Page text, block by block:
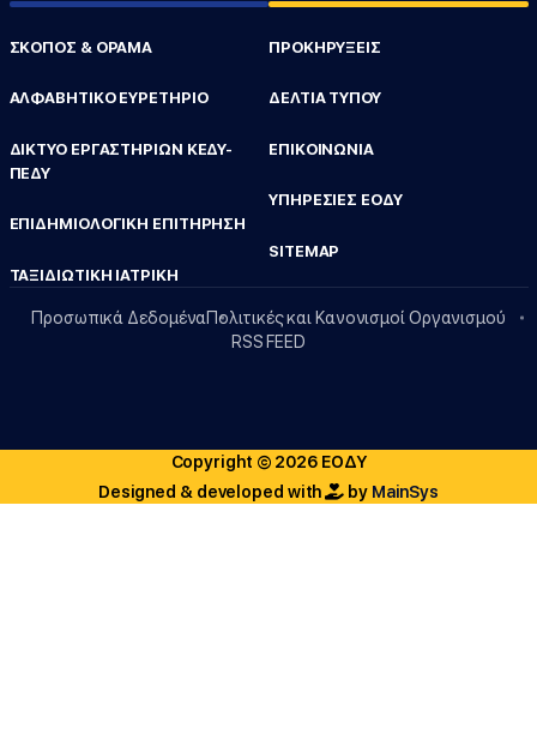
ΣΚΟΠΟΣ & ΟΡΑΜΑ
ΑΛΦΑΒΗΤΙΚΟ ΕΥΡΕΤΗΡΙΟ
ΔΙΚΤΥΟ ΕΡΓΑΣΤΗΡΙΩΝ ΚΕΔΥ-
ΠΕΔΥ
ΕΠΙΔΗΜΙΟΛΟΓΙΚΗ ΕΠΙΤΗΡΗΣΗ
ΤΑΞΙΔΙΩΤΙΚΗ ΙΑΤΡΙΚΗ
ΠΡΟΚΗΡΥΞΕΙΣ
ΔΕΛΤΙΑ ΤΥΠΟΥ
ΕΠΙΚΟΙΝΩΝΙΑ
ΥΠΗΡΕΣΙΕΣ ΕΟΔΥ
SITEMAP
Προσωπικά ΔεδομέναΠολιτικές και Κανονισμοί Οργανισμού
RSS FEED
Copyright © 2026 ΕΟΔΥ
Designed & developed with
by MainSys